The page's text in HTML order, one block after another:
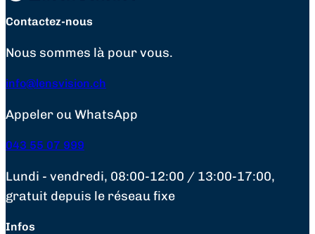
Contactez-nous
Nous sommes là pour vous.
info@lensvision.ch
Appeler ou WhatsApp
043 55 07 999
Lundi - vendredi, 08:00-12:00 / 13:00-17:00,
gratuit depuis le réseau fixe
Infos